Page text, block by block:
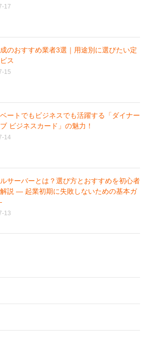
17
のおすすめ業者3選｜用途別に選びたい定
ス
15
ートでもビジネスでも活躍する「ダイナー
ビジネスカード」の魅力！
14
サーバーとは？選び方とおすすめを初心者
説 ― 起業初期に失敗しないための基本ガ
13